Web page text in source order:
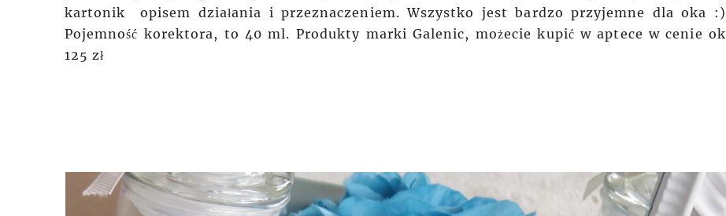
kartonik opisem działania i przeznaczeniem. Wszystko jest bardzo przyjemne dla oka :)
Pojemność korektora, to 40 ml. Produkty marki Galenic, możecie kupić w aptece w cenie ok
125 zł